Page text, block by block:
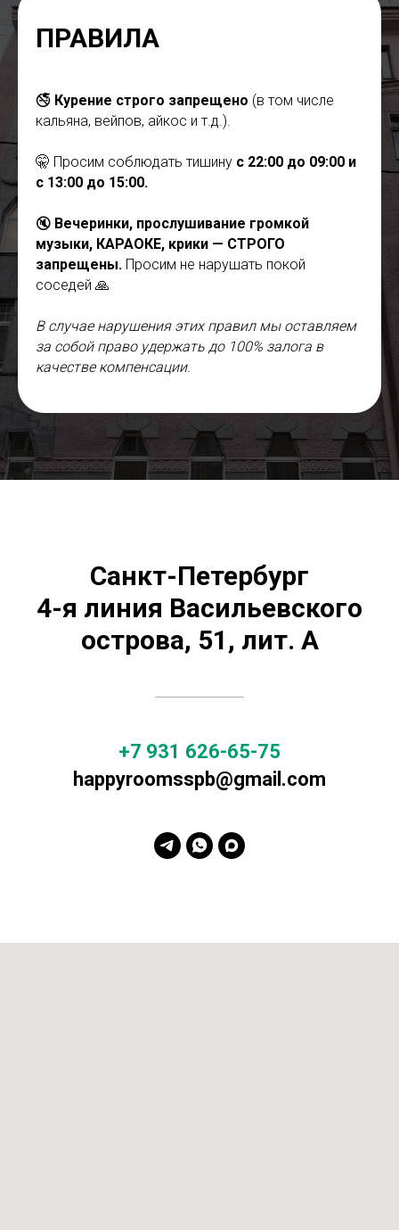
ПРАВИЛА
🚭 Курение строго запрещено (в том числе
кальяна, вейпов, айкос и т.д.).
🤫 Просим соблюдать тишину с 22:00 до 09:00 и
с 13:00 до 15:00.
🔇 Вечеринки, прослушивание громкой
музыки, КАРАОКЕ, крики — СТРОГО
запрещены. Просим не нарушать покой
соседей 🙏
В случае нарушения этих правил мы оставляем
за собой право удержать до 100% залога в
качестве компенсации.
Санкт-Петербург
4-я линия Васильевского
острова, 51, лит. А
+7 931 626-65-75
happyroomsspb@gmail.com